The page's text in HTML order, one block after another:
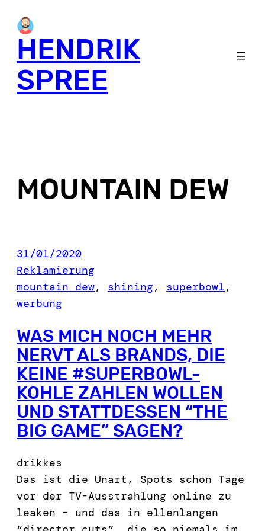
content
HENDRIK
SPREE
MOUNTAIN DEW
31/01/2020
Reklamierung
mountain dew, shining, superbowl
werbung
WAS MICH NOCH MEHR
NERVT ALS BRANDS, DIE
KEINE #SUPERBOWL-
KOHLE ZAHLEN WOLLEN
UND STATTDESSEN “THE
BIG GAME” SAGEN?
drikkes
Das ist die Unart, Spots schon Tage
vor der TV-Ausstrahlung online zu
leaken – und das in ellenlangen